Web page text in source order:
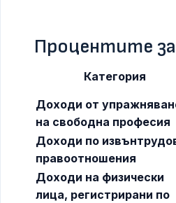
Процентите
Категория
Доходи от
на свободна професия
Доходи по
правоотношения
Доходи на физически
лица, регистрирани по